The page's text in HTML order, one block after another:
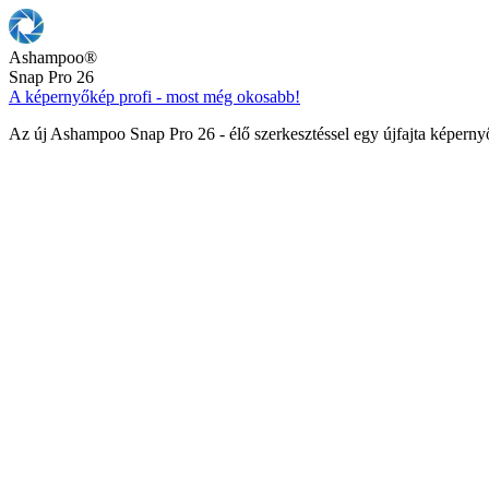
Ashampoo®
Snap Pro 26
A képernyőkép profi - most még okosabb!
Az új Ashampoo Snap Pro 26 - élő szerkesztéssel egy újfajta